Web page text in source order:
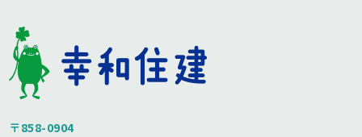
〒858-0904